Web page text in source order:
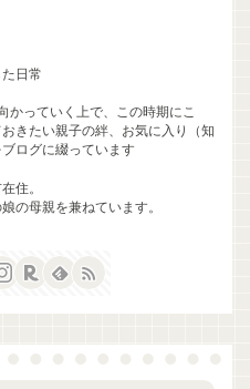
日常
かっていく上で、この時期にこ
きたい親子の絆、お気に入り（知
ログに綴っています
住。
の母親を兼ねています。